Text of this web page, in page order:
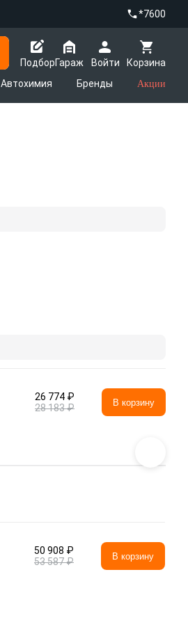
*7600
Подбор
Корзина
Гараж
Войти
Автохимия Бренды Акции
26 774 ₽
28 183 ₽
В корзину
50 908 ₽
53 587 ₽
В корзину